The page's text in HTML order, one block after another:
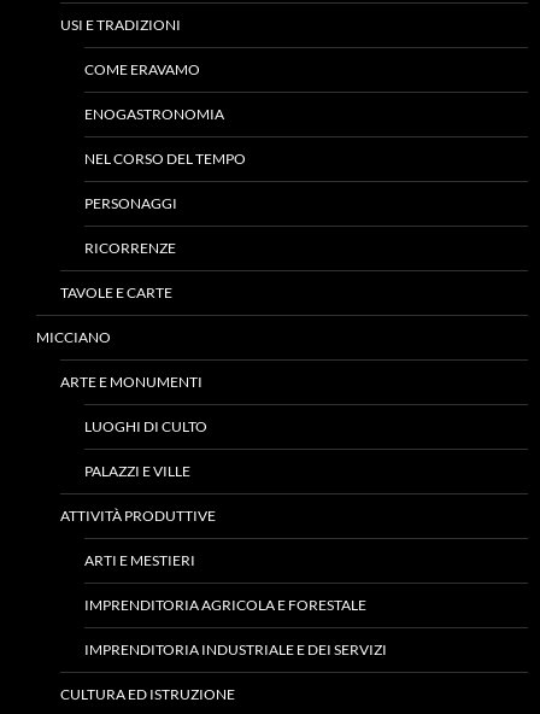
USI E TRADIZIONI
COME ERAVAMO
ENOGASTRONOMIA
NEL CORSO DEL TEMPO
PERSONAGGI
RICORRENZE
TAVOLE E CARTE
MICCIANO
ARTE E MONUMENTI
LUOGHI DI CULTO
PALAZZI E VILLE
ATTIVITÀ PRODUTTIVE
ARTI E MESTIERI
IMPRENDITORIA AGRICOLA E FORESTALE
IMPRENDITORIA INDUSTRIALE E DEI SERVIZI
CULTURA ED ISTRUZIONE